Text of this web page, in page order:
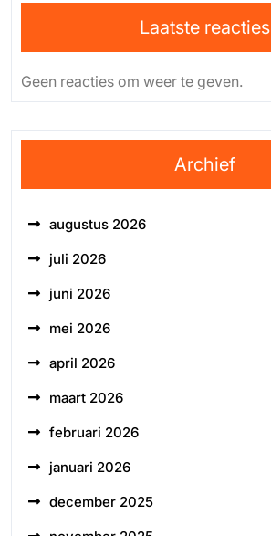
Laatste reacties
Geen reacties om weer te geven.
Archief
augustus 2026
juli 2026
juni 2026
mei 2026
april 2026
maart 2026
februari 2026
januari 2026
december 2025